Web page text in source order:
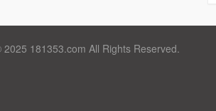
181353.com All Rights Reserved.